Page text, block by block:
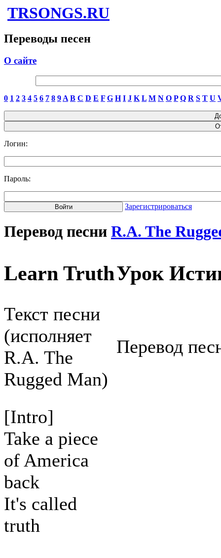
TRSONGS.RU
Переводы песен
О сайте
0 1 2 3 4 5 6 7 8 9 A B C D E F G H I J K L M N O P Q R S T U
Логин:
Пароль:
Зарегистрироваться
Перевод песни R.A. The
Learn TruthУрок
Текст песни
(исполняет
R.A. The
Rugged Man)
Перевод
[Intro]
Take a piece
of America
back
It's called
truth